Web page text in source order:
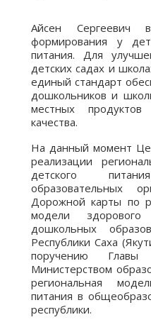
Айсен Сергеевич
формирования у
питания. Для
детских cадах и
единый стандарт
дошкольников и
местных
качества.
На данный момент
реализации
детского
образовательных
Дорожной карты по
модели
дошкольных
Республики Саха
поручению
Министерством
региональная
питания в
республики.